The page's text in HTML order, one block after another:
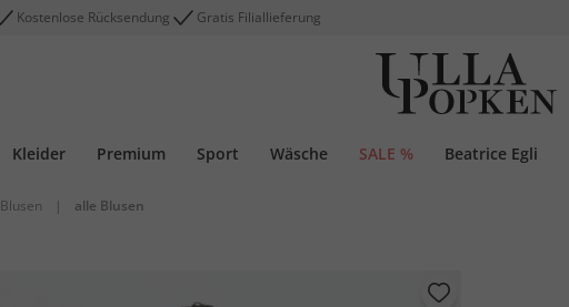
Kostenlose Rücksendung Gratis Filiallieferung
Kleider Premium Sport Wäsche SALE % Beatrice Egli
Blusen | alle Blusen